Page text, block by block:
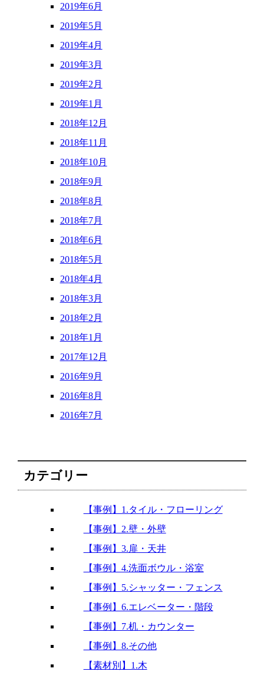
2019年6月
2019年5月
2019年4月
2019年3月
2019年2月
2019年1月
2018年12月
2018年11月
2018年10月
2018年9月
2018年8月
2018年7月
2018年6月
2018年5月
2018年4月
2018年3月
2018年2月
2018年1月
2017年12月
2016年9月
2016年8月
2016年7月
カテゴリー
【事例】1.タイル・フローリング
【事例】2.壁・外壁
【事例】3.扉・天井
【事例】4.洗面ボウル・浴室
【事例】5.シャッター・フェンス
【事例】6.エレベーター・階段
【事例】7.机・カウンター
【事例】8.その他
【素材別】1.木